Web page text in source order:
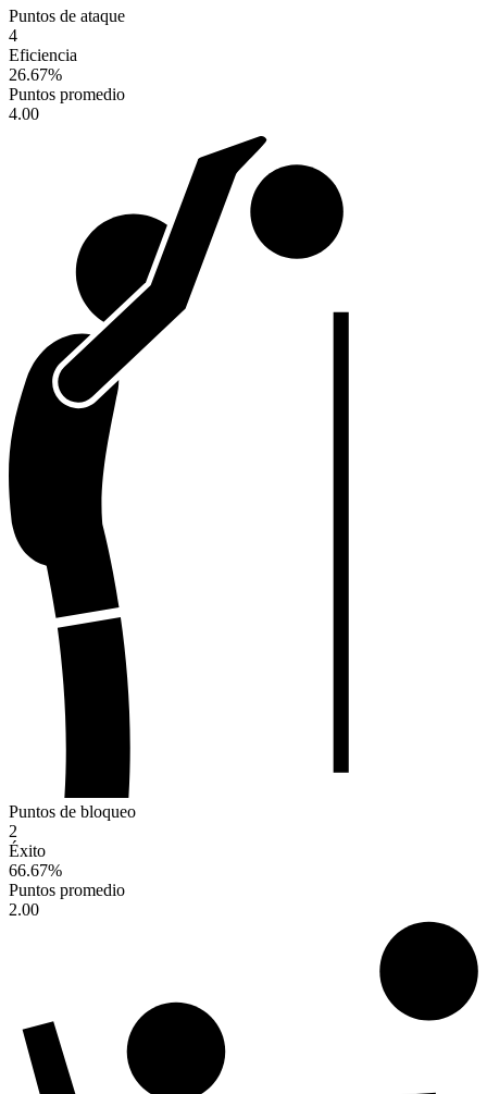
Puntos de ataque
4
Eficiencia
26.67%
Puntos promedio
4.00
Puntos de bloqueo
2
Éxito
66.67%
Puntos promedio
2.00